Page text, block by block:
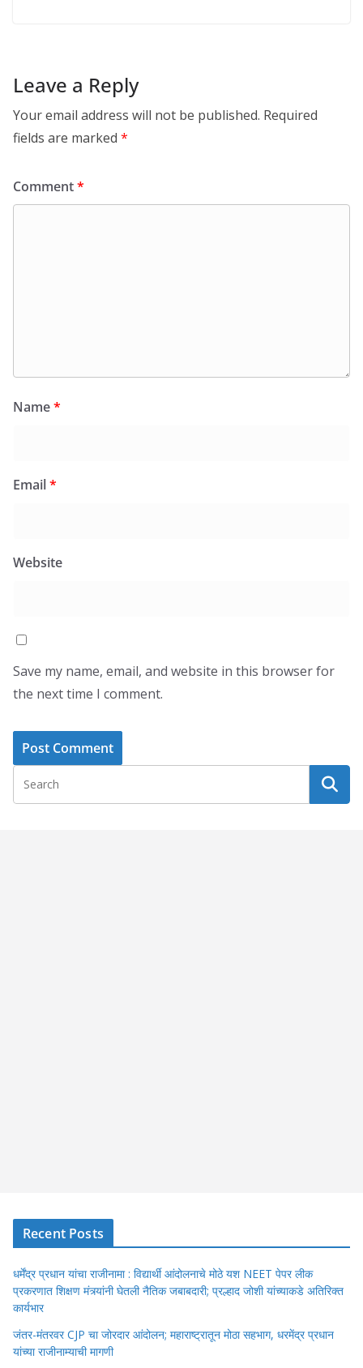
Leave a Reply
Your email address will not be published. Required
fields are marked *
Comment*
Name*
Email*
Website
Save my name, email, and website in this browser for
the next time I comment.
Recent Posts
धर्मेंद्र प्रधान यांचा राजीनामा : विद्यार्थी आंदोलनाचे मोठे यश NEET पेपर लीक
प्रकरणात शिक्षण मंत्र्यांनी घेतली नैतिक जबाबदारी; प्रल्हाद जोशी यांच्याकडे अतिरिक्त
कार्यभार
जंतर-मंतरवर CJP चा जोरदार आंदोलन; महाराष्ट्रातून मोठा सहभाग, धरमेंद्र प्रधान
यांच्या राजीनाम्याची मागणी